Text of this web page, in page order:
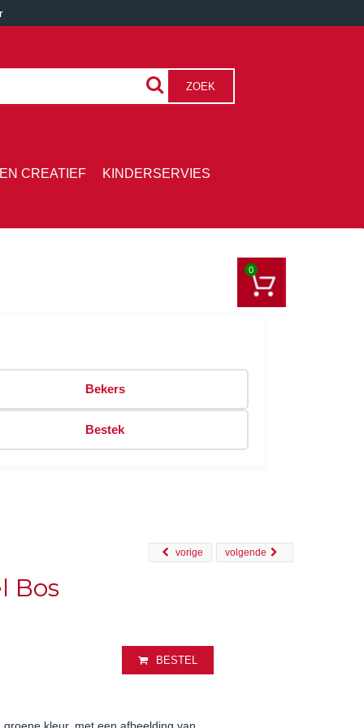
ZOEK
CREATIEF KINDERSERVIES
0
Bekers
Bestek
volgende
vorige
Bos
BESTEL